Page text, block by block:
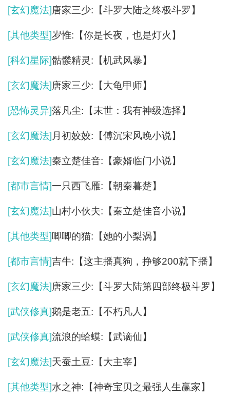
[玄幻魔法]唐家三少:【斗罗大陆之终极斗罗】
[其他类型]岁惟:【你是长夜，也是灯火】
[科幻星际]骷髅精灵:【机武风暴】
[玄幻魔法]唐家三少:【大龟甲师】
[恐怖灵异]落凡尘:【末世：我有神级选择】
[玄幻魔法] 月初姣姣:【傅沉宋风晚小说】
[玄幻魔法]秦立楚佳音:【豪婿临门小说】
[都市言情]一只西飞雁:【朝秦暮楚】
[玄幻魔法]山村小伙夫:【秦立楚佳音小说】
[其他类型]唧唧的猫:【她的小梨涡】
[都市言情]吉牛:【这主播真狗，挣够200就下播】
[玄幻魔法]唐家三少:【斗罗大陆第四部终极斗罗】
[武侠修真]鹅是老五:【不朽凡人】
[武侠修真]流浪的蛤蟆:【武谪仙】
[玄幻魔法]天蚕土豆:【大主宰】
[其他类型]水之神:【神奇宝贝之最强人生赢家】